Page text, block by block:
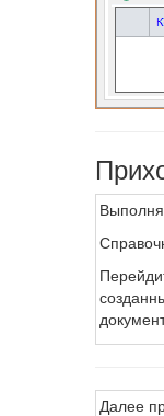
Далее